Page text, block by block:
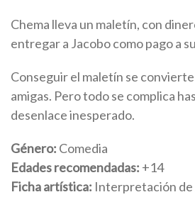
Chema lleva un maletín, con
entregar a Jacobo como pago a
Conseguir el maletín se
amigas. Pero todo se complica
desenlace inesperado.
Género: Comedia
Edades recomendadas: +14
Ficha artística: Interpretación de